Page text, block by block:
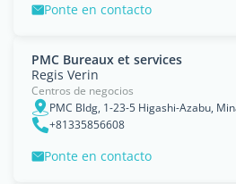
Ponte en contacto
PMC Bureaux et services
Regis Verin
Centros de negocios
PMC Bldg, 1-23-5 Higashi-Azabu,
+81335856608
Ponte en contacto